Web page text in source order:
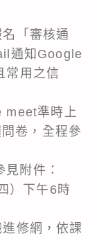
「審核通
通知Google
常用之信
meet準時上
卷，全程參
附件：
）下午6時
修網，依課